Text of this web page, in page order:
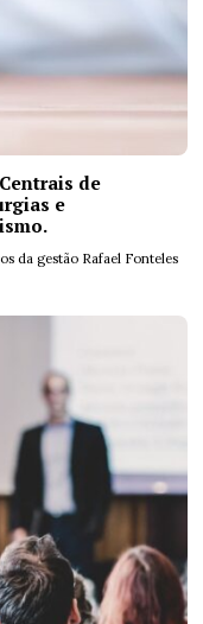
de
e
da gestão Rafael Fonteles